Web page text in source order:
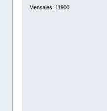
Mensajes: 11900